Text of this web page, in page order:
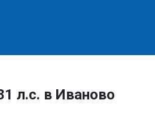
л.с. в Иваново